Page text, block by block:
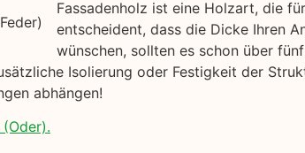
Fassadenholz ist eine Holzart, die
entscheident, dass die Dicke Ihren
wünschen, sollten es schon über
Isolierung oder Festigkeit der
abhängen!